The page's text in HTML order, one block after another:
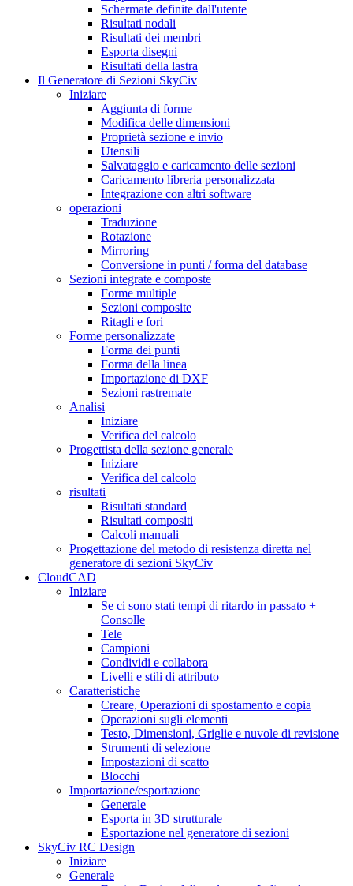
Schermate definite dall'utente
Risultati nodali
Risultati dei membri
Esporta disegni
Risultati della lastra
Il Generatore di Sezioni SkyCiv
Iniziare
Aggiunta di forme
Modifica delle dimensioni
Proprietà sezione e invio
Utensili
Salvataggio e caricamento delle sezioni
Caricamento libreria personalizzata
Integrazione con altri software
operazioni
Traduzione
Rotazione
Mirroring
Conversione in punti / forma del database
Sezioni integrate e composte
Forme multiple
Sezioni composite
Ritagli e fori
Forme personalizzate
Forma dei punti
Forma della linea
Importazione di DXF
Sezioni rastremate
Analisi
Iniziare
Verifica del calcolo
Progettista della sezione generale
Iniziare
Verifica del calcolo
risultati
Risultati standard
Risultati compositi
Calcoli manuali
Progettazione del metodo di resistenza diretta nel
generatore di sezioni SkyCiv
CloudCAD
Iniziare
Se ci sono stati tempi di ritardo in passato +
Consolle
Tele
Campioni
Condividi e collabora
Livelli e stili di attributo
Caratteristiche
Creare, Operazioni di spostamento e copia
Operazioni sugli elementi
Testo, Dimensioni, Griglie e nuvole di revisione
Strumenti di selezione
Impostazioni di scatto
Blocchi
Importazione/esportazione
Generale
Esporta in 3D strutturale
Esportazione nel generatore di sezioni
SkyCiv RC Design
Iniziare
Generale